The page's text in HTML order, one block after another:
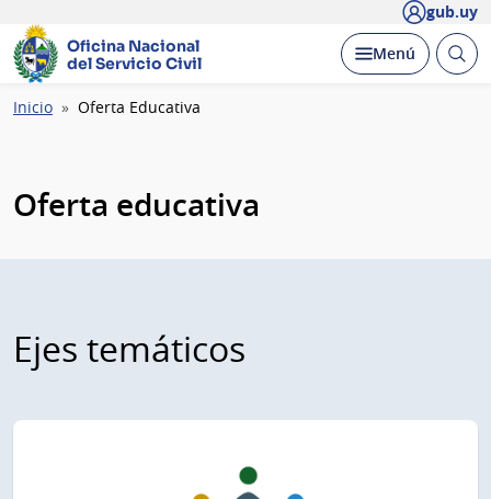
gub.uy
Oficina Nacional
del Servicio Civil
Desplegar
Menú Abrir
Ruta
Inicio Oferta Educativa
Oferta educativa
Ejes temáticos